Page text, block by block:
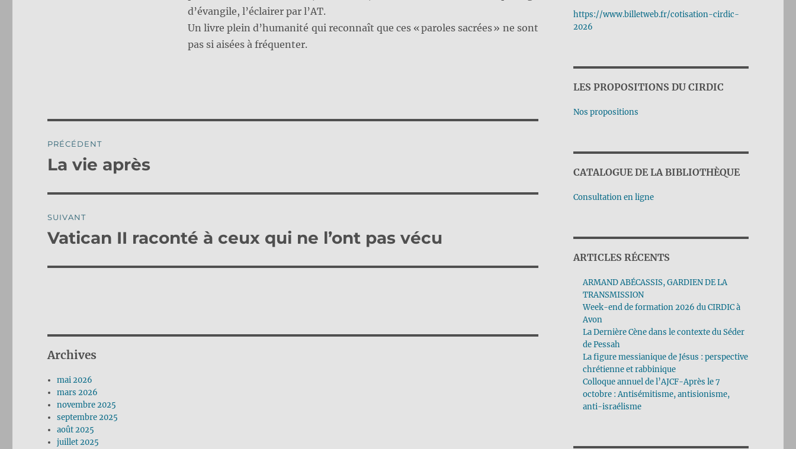
d’évangile, l’éclairer par l’AT.
Un livre plein d’humanité qui reconnaît que ces « paroles sacrées » ne sont
pas si aisées à fréquenter.
de
PRÉCÉDENT
Publication
La vie après
SUIVANT
Publication
Vatican II raconté à ceux qui ne l’ont pas vécu
Archives
mai 2026
mars 2026
novembre 2025
septembre 2025
août 2025
juillet 2025
https://www.billetweb.fr/cotisation-cirdic-
2026
LES PROPOSITIONS DU CIRDIC
Nos propositions
CATALOGUE DE LA BIBLIOTHÈQUE
Consultation en ligne
ARTICLES RÉCENTS
ARMAND ABÉCASSIS, GARDIEN DE LA
TRANSMISSION
Week-end de formation 2026 du CIRDIC à
Avon
La Dernière Cène dans le contexte du Séder
de Pessah
La figure messianique de Jésus : perspective
chrétienne et rabbinique
Colloque annuel de l’AJCF-Après le 7
octobre : Antisémitisme, antisionisme,
anti-israélisme